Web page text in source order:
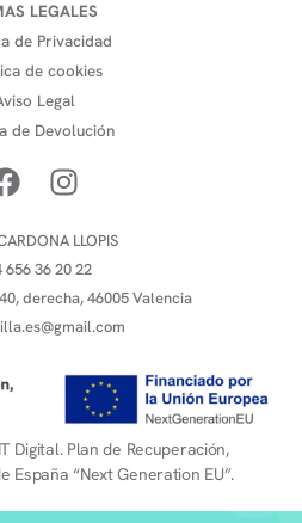
LEGALES
de Privacidad
de cookies
Legal
de Devolución
LLOPIS
656 36 20 22
derecha, 46005 Valencia
Digital. Plan de Recuperación,
España “Next Generation EU”.